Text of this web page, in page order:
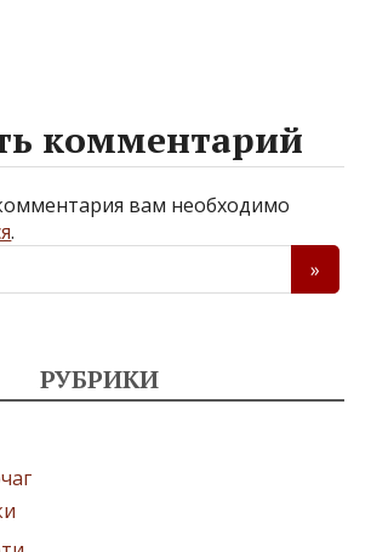
комментарий
вам необходимо
.
РУБРИКИ